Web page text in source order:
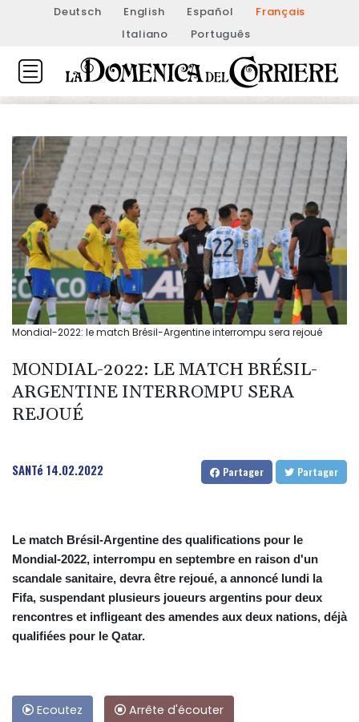
Deutsch English Español
Français
Italiano
Português
Mondial-2022: le match Brésil-Argentine interrompu sera rejoué
MONDIAL-2022: LE MATCH BRÉSIL-
ARGENTINE INTERROMPU SERA
REJOUÉ
SANTé 14.02.2022 Partager Partager
Le match Brésil-Argentine des qualifications pour le
Mondial-2022, interrompu en septembre en raison d'un
scandale sanitaire, devra être rejoué, a annoncé lundi la
Fifa, suspendant plusieurs joueurs argentins pour deux
rencontres et infligeant des amendes aux deux nations, déjà
qualifiées pour le Qatar.
Ecoutez Arrête d'écouter